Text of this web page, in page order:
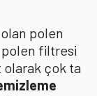
polen
filtresi
olarak çok ta